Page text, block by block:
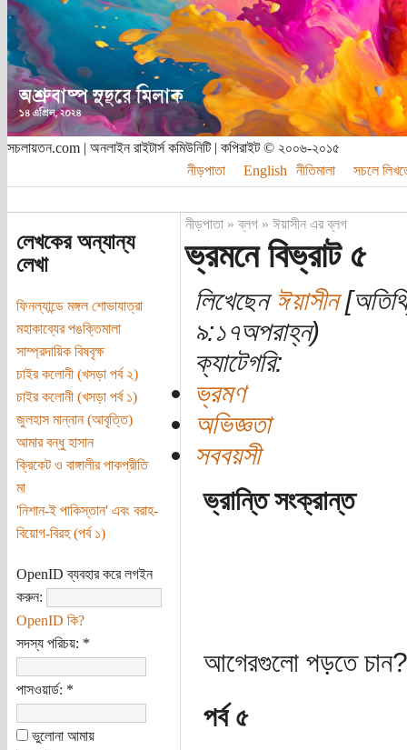
সচলায়তন.com | অনলাইন রাইটার্স কমিউনিটি | কপিরাইট © ২০০৬-২০১৫
নীড়পাতা
English নীতিমালা সচলে
লেখকের অন্যান্য
লেখা
ফিনল্যান্ডে মঙ্গল শোভাযাত্রা
মহাকাব্যের পঙক্তিমালা
সাম্প্রদায়িক বিষবৃক্ষ
চাইর কলোনী (খসড়া পর্ব ২)
চাইর কলোনী (খসড়া পর্ব ১)
জুলহাস মান্নান (আবৃত্তি)
আমার বন্ধু হাসান
ক্রিকেট ও বাঙ্গালীর পাকপ্রীতি
মা
'নিশান-ই পাকিস্তান' এবং বরাহ-
বিয়োগ-বিরহ (পর্ব ১)
OpenID ব্যবহার করে লগইন
করুন:
OpenID কি?
সদস্য পরিচয়: *
পাসওয়ার্ড: *
ভুলোনা আমায়
নীড়পাতা»ব্লগ» ঈয়াসীন এর ব্লগ
ভ্রমনে বিভ্রাট ৫
লিখেছেন ঈয়াসীন
৯:১৭অপরাহ্ন)
ক্যাটেগরি:
ভ্রমণ
অভিজ্ঞতা
সববয়সী
ভ্রান্তি সংক্রান্ত
আগেরগুলো পড়তে চান?
পর্ব ৫